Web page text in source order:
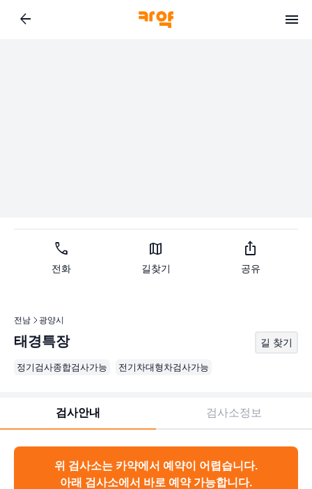
arrow_back
call
전화
map
길찾기
ios_share
공유
전남 광양시
태경특장 길 찾기
정기검사종합검사가능 전기차대형차검사가능
검사안내 검사소정보
위 검사소는 카약에서 예약이 어렵습니다.
아래 검사소에서 바로 예약 가능합니다.